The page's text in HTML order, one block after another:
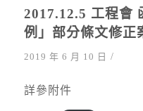
2017.12.5 工程會
例」部分條文修正
2019 年 6 月 10 日 /
詳參附件